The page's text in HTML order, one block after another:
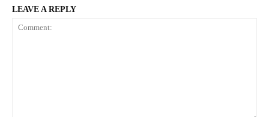
LEAVE A REPLY